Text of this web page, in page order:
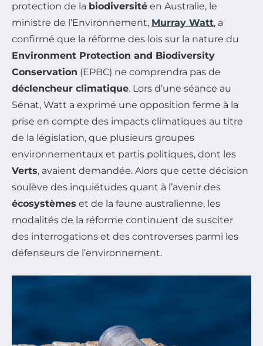
protection de la biodiversité en Australie, le
ministre de l’Environnement, Murray Watt, a
confirmé que la réforme des lois sur la nature du
Environment Protection and Biodiversity
Conservation (EPBC) ne comprendra pas de
déclencheur climatique. Lors d’une séance au
Sénat, Watt a exprimé une opposition ferme à la
prise en compte des impacts climatiques au titre
de la législation, que plusieurs groupes
environnementaux et partis politiques, dont les
Verts, avaient demandée. Alors que cette décision
soulève des inquiétudes quant à l’avenir des
écosystèmes et de la faune australienne, les
modalités de la réforme continuent de susciter
des interrogations et des controverses parmi les
défenseurs de l’environnement.